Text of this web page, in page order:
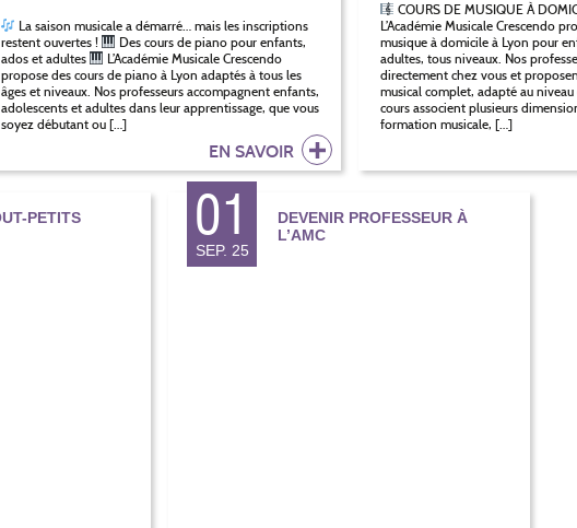
La saison musicale a démarré… mais les inscriptions
restent ouvertes !
Des cours de piano pour enfants,
ados et adultes
L’Académie Musicale Crescendo
propose des cours de piano à Lyon adaptés à tous les
âges et niveaux. Nos professeurs accompagnent enfants,
adolescents et adultes dans leur apprentissage, que vous
soyez débutant ou […]
EN SAVOIR
COURS DE MUSIQUE À
L’Académie Musicale Crescendo
musique à domicile à Lyon pour
adultes, tous niveaux. Nos
directement chez vous et
musical complet, adapté au niveau
cours associent plusieurs
formation musicale, […]
PETITS 01
SEP. 25
DEVENIR PROFESSEUR À
L’AMC